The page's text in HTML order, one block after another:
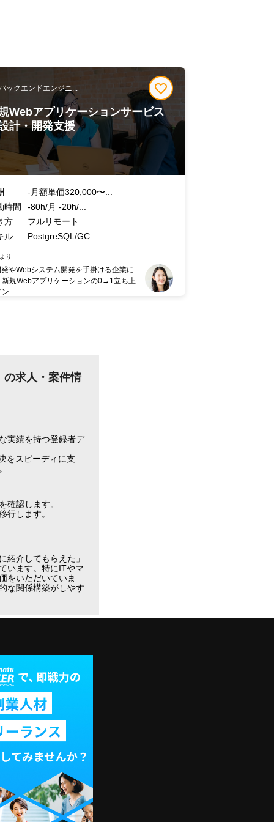
ックエンドエンジニ...
Webアプリケーションサービス
計・開発支援
-月額単価320,000〜...
時間
-80h/月 -20h/...
方
フルリモート
ル
PostgreSQL/GC...
り
やWebシステム開発を手掛ける企業に
新規Webアプリケーションの0→1立ち上
...
求人・案件情
実績を持つ登録者デ
をスピーディに支
確認します。
行します。
紹介してもらえた」
います。特にITやマ
をいただいていま
な関係構築がしやす